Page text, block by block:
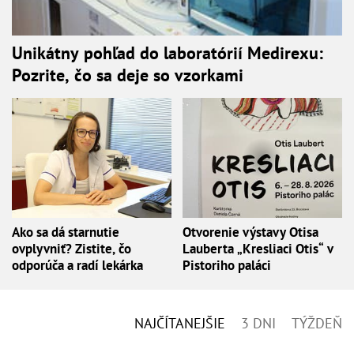
Unikátny pohľad do laboratórií Medirexu:
Pozrite, čo sa deje so vzorkami
Ako sa dá starnutie
ovplyvniť? Zistite, čo
odporúča a radí lekárka
Otvorenie výstavy Otisa
Lauberta „Kresliaci Otis“ v
Pistoriho paláci
NAJČÍTANEJŠIE 3 DNI TÝŽDEŇ